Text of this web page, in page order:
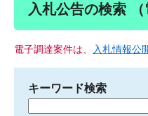
入札公告の検索 （
電子調達案件は、 入札情報公
キーワード検索